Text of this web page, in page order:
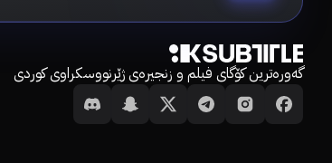
گەورەترین کۆگای فیلم و زنجیرەی ژێرنووسکراوی کوردی